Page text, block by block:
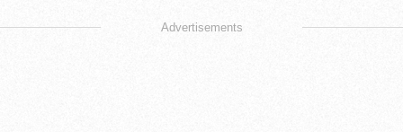
Advertisements